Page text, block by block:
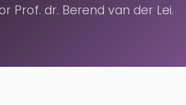
Prof. dr. Berend van der Lei.